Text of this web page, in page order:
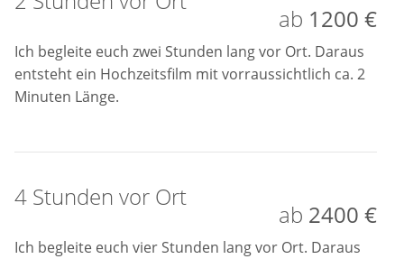
Films erfordert viel Zeit, Kreativität und Hingabe, um
eure Geschichte so festzuhalten, wie sie wirklich ist.
Die Investition in einen Hochzeitsfilm ist mehr als nur
eine Ausgabe - es ist ein Geschenk an euch selbst,
sorge dafür, dass jeder wichtige Moment in einem
widerspiegelt.
ab 1200 €
Ich begleite euch zwei Stunden lang vor Ort. Daraus
entsteht ein Hochzeitsfilm mit vorraussichtlich ca. 2
Minuten Länge.
4 Stunden vor Ort
ab 2400 €
Ich begleite euch vier Stunden lang vor Ort. Daraus